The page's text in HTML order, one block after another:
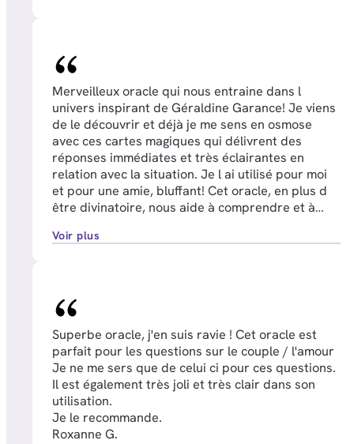
Merveilleux oracle qui nous entraine dans l
univers inspirant de Géraldine Garance! Je viens
de le découvrir et déjà je me sens en osmose
avec ces cartes magiques qui délivrent des
réponses immédiates et très éclairantes en
relation avec la situation. Je l ai utilisé pour moi
et pour une amie, bluffant! Cet oracle, en plus d
être divinatoire, nous aide à comprendre et à
aligner à notre moi profond en nous donnant des
Le graphisme est magnifique et les cartes
agréables à manier... Un oracle indipensable!
Lucie H.
Voir plus
Superbe oracle, j'en suis ravie ! Cet oracle est
parfait pour les questions sur le couple / l'amour
Je ne me sers que de celui ci pour ces questions.
Il est également très joli et très clair dans son
utilisation.
Je le recommande.
Roxanne G.